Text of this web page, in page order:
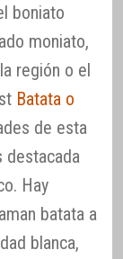
boniato
moniato,
región o el
Batata o
de esta
destacada
Hay
batata a
blanca,